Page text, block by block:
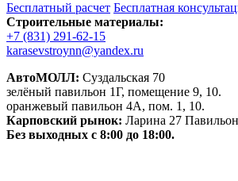
Бесплатный расчет Бесплатная
Строительные материалы:
+7 (831) 291-62-15
karasevstroynn@yandex.ru
АвтоМОЛЛ: Суздальская 70
зелёный павильон 1Г, помещение 9, 10.
оранжевый павильон 4А, пом. 1, 10.
Карповский рынок: Ларина 27
Без выходных с 8:00 до 18:00.